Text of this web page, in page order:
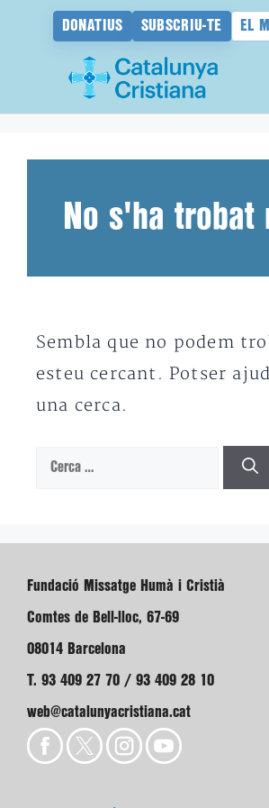
DONATIUS SUBSCRIU-TE EL
No s'ha trobat
Sembla que no podem
esteu cercant. Potser
una cerca.
Cerca:
Fundació Missatge Humà i Cristià
Comtes de Bell-lloc, 67-69
08014 Barcelona
T. 93 409 27 70 / 93 409 28 10
web@catalunyacristiana.cat